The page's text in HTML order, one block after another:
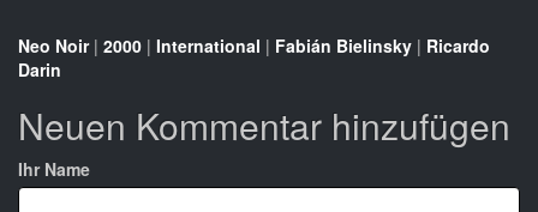
Neo Noir| 2000 | International | Fabián Bielinsky | Ricardo
Darin
Neuen Kommentar hinzufügen
Ihr Name